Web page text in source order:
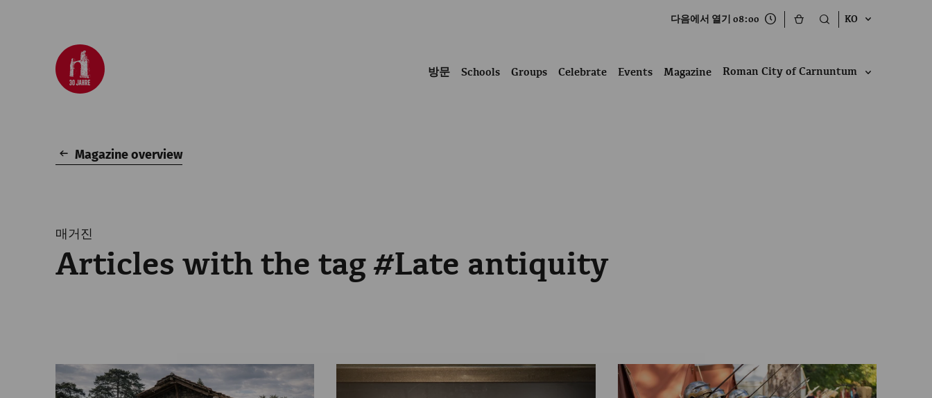
다음에서 열기 08:00 KO
방문 Schools Groups Celebrate Events Magazine Roman City of Carnuntum
Magazine overview
매거진
Articles with the tag #Late antiquity